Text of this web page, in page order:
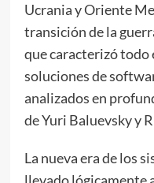
Ucrania y Oriente
transición de la
que caracterizó todo
soluciones de
analizados en
de Yuri Baluevsky y
La nueva era de los